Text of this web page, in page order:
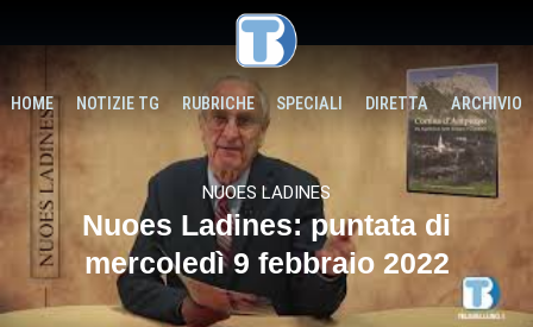
HOME NOTIZIE TG RUBRICHE SPECIALI DIRETTA ARCHIVIO
NUOES LADINES
Nuoes Ladines: puntata di
mercoledì 9 febbraio 2022